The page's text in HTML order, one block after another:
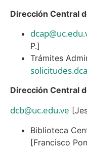
Dirección Central
P.]
Trámites
Dirección Central
dcb@uc.edu.ve
Biblioteca
[Francisco